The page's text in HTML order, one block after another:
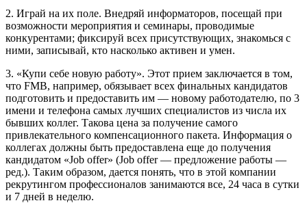
2. Играй на их поле. Внедряй информаторов, посещай при
возможности мероприятия и семинары, проводимые
конкурентами; фиксируй всех присутствующих, знакомься с
ними, записывай, кто насколько активен и умен.
3. «Купи себе новую работу». Этот прием заключается в том,
что FMB, например, обязывает всех финальных кандидатов
подготовить и предоставить им — новому работодателю, по 3
имени и телефона самых лучших специалистов из числа их
бывших коллег. Такова цена за получение самого
привлекательного компенсационного пакета. Информация о
коллегах должны быть предоставлена еще до получения
кандидатом «Job offer» (Job offer — предложение работы —
ред.). Таким образом, дается понять, что в этой компании
рекрутингом профессионалов занимаются все, 24 часа в сутки
и 7 дней в неделю.